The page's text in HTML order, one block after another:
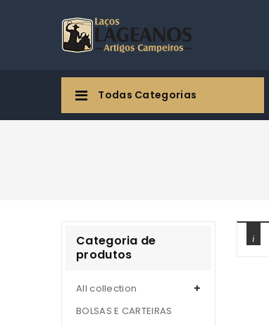
Todas Categorias
Categoria de
produtos
All collection
BOLSAS E CARTEIRAS